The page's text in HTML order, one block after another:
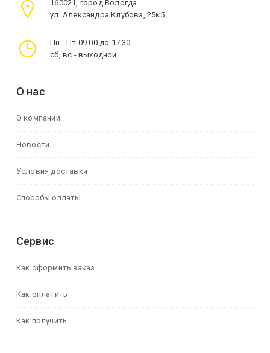
160021, город Вологда
ул. Александра Клубова, 25к5
Пн - Пт 09.00 до 17.30
сб, вс - выходной
О нас
О компании
Новости
Условия доставки
Способы оплаты
Сервис
Как оформить заказ
Как оплатить
Как получить